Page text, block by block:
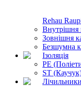
Rehau
Внутрішня
Зовнішня
Безшумна
Ізоляція
PE
ST